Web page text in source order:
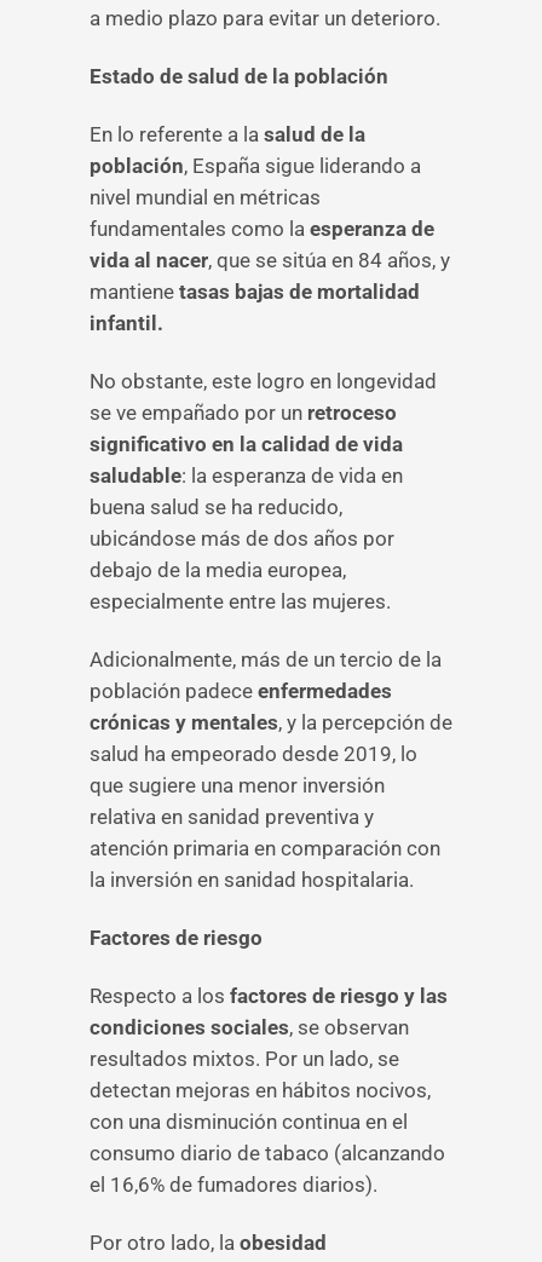
a medio plazo para evitar un deterioro.
Estado de salud de la población
En lo referente a la salud de la
población, España sigue liderando a
nivel mundial en métricas
fundamentales como la esperanza de
vida al nacer, que se sitúa en 84 años, y
mantiene tasas bajas de mortalidad
infantil.
No obstante, este logro en longevidad
se ve empañado por un retroceso
significativo en la calidad de vida
saludable: la esperanza de vida en
buena salud se ha reducido,
ubicándose más de dos años por
debajo de la media europea,
especialmente entre las mujeres.
Adicionalmente, más de un tercio de la
población padece enfermedades
crónicas y mentales, y la percepción de
salud ha empeorado desde 2019, lo
que sugiere una menor inversión
relativa en sanidad preventiva y
atención primaria en comparación con
la inversión en sanidad hospitalaria.
Factores de riesgo
Respecto a los factores de riesgo y las
condiciones sociales, se observan
resultados mixtos. Por un lado, se
detectan mejoras en hábitos nocivos,
con una disminución continua en el
consumo diario de tabaco (alcanzando
el 16,6% de fumadores diarios).
Por otro lado, la obesidad